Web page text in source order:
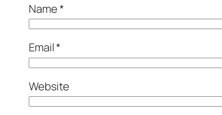
Name*
Email*
Website